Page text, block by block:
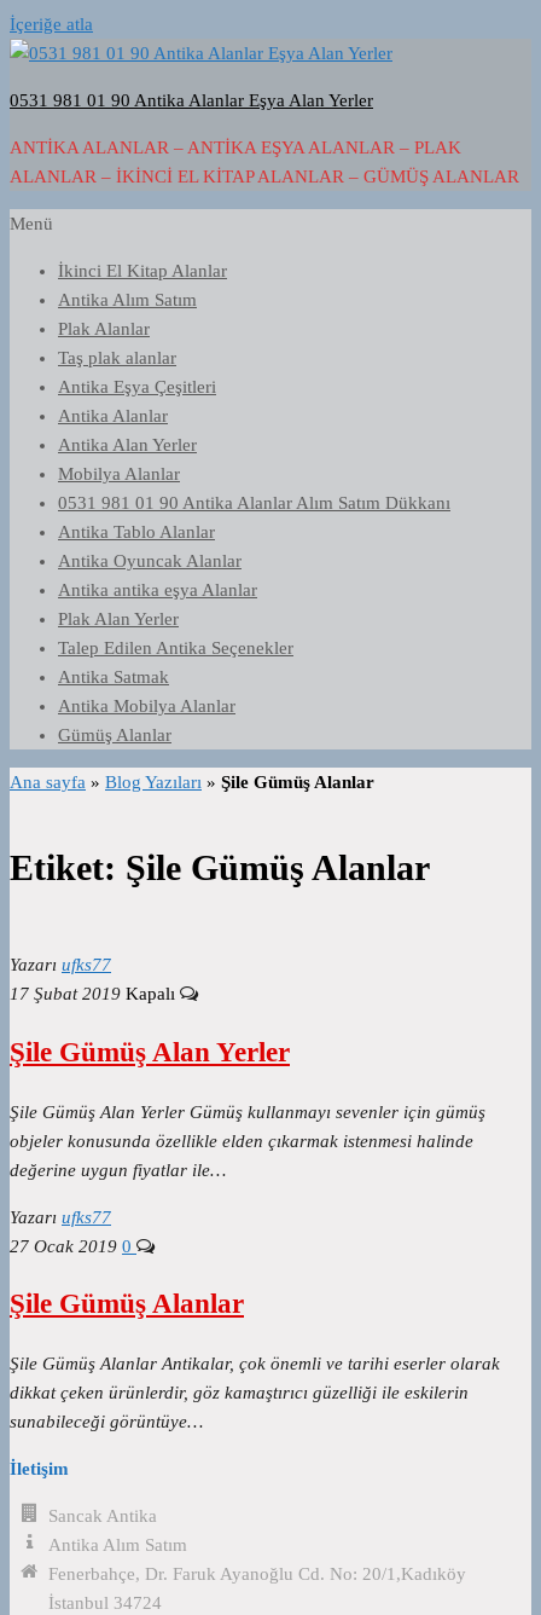
İçeriğe atla
0531 981 01 90 Antika Alanlar Eşya Alan Yerler
ANTIKA ALANLAR – ANTIKA EŞYA ALANLAR – PLAK
ALANLAR – İKINCI EL KITAP ALANLAR – GÜMÜŞ ALANLAR
Menü
İkinci El Kitap Alanlar
Antika Alım Satım
Plak Alanlar
Taş plak alanlar
Antika Eşya Çeşitleri
Antika Alanlar
Antika Alan Yerler
Mobilya Alanlar
0531 981 01 90 Antika Alanlar Alım Satım Dükkanı
Antika Tablo Alanlar
Antika Oyuncak Alanlar
Antika antika eşya Alanlar
Plak Alan Yerler
Talep Edilen Antika Seçenekler
Antika Satmak
Antika Mobilya Alanlar
Gümüş Alanlar
Ana sayfa » Blog Yazıları » Şile Gümüş Alanlar
Etiket: Şile Gümüş Alanlar
Yazarı ufks77
17 Şubat 2019 Kapalı
Şile Gümüş Alan Yerler
Şile Gümüş Alan Yerler Gümüş kullanmayı sevenler için gümüş
objeler konusunda özellikle elden çıkarmak istenmesi halinde
değerine uygun fiyatlar ile…
Yazarı ufks77
27 Ocak 2019 0
Şile Gümüş Alanlar
Şile Gümüş Alanlar Antikalar, çok önemli ve tarihi eserler olarak
dikkat çeken ürünlerdir, göz kamaştırıcı güzelliği ile eskilerin
sunabileceği görüntüye…
İletişim
Sancak Antika
Antika Alım Satım
Fenerbahçe, Dr. Faruk Ayanoğlu Cd. No: 20/1,Kadıköy
İstanbul 34724